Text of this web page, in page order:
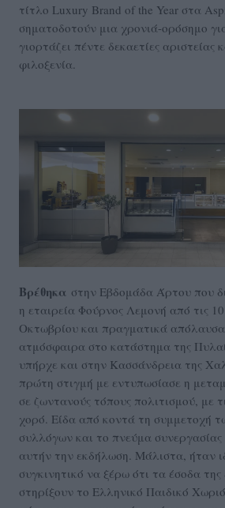
τίτλο Luxury Brand of the Year στα
σηματοδοτούν μια χρονιά-ορόσημο
γιορτάζει πέντε δεκαετίες αριστείας
φιλοξενία.
Bρέθηκα στην Εβδομάδα Άρτου που
η εταιρεία Φούρνος Λεμονή από τις 10
Οκτωβρίου και πραγματικά
ατμόσφαιρα στο κατάστημα της
υπήρχε και στην Κασσάνδρεια της
πρώτη στιγμή με εντυπωσίασε η
σε ζωντανούς τόπους πολιτισμού, με
χορό. Είδα από κοντά τη συμμετοχή
συλλόγων και το πνεύμα συνεργασίας
αυτήν την εκδήλωση. Μάλιστα, ήταν
συγκινητικό να ξέρω ότι τα έσοδα
στηρίξουν το Ελληνικό Παιδικό